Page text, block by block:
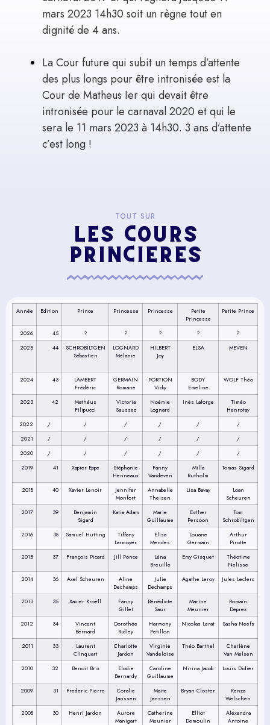
mars 2023 14h30 soit un règne tout en
dignité de 4 ans.
La Cour future qui subit un temps d’attente
des plus longs pour être intronisée est la
Cour de Matheus Ier qui devait être
intronisée pour le carnaval 2020 et qui le
sera le 11 mars 2023 à 14h30. 3 ans d’attente
c’est long !
TOUT SUR
LES COURS
PRINCIÈRES
Année Edition Prince Princesse Princesse
Petite
Princesse
Petite Prince
2026 45 ? ? ? ?
?
2025
44
SCHROBILTGEN
Sébastien
LOGNARD
Mélanie
HILBERT
Joy
ELSA MEVEN
2024 43
LAMBERT
Frédéric
GERMAIN
Romane
PORTION
Vicky
BODY
Emeline
WOLF Théo
2023 42
Mathéus
Filipucci
Victoria
Saussez
Noémie
Lognard
Inès Laforge
Timéo
Henrotay
2022
/ / / / /
/
2021
/ / / / /
/
2020
/ / / / /
/
2019
41 Xapier Eppe
Stéphanie
Henneaux
Fanny
Vandeven
Milla
Rutholm
Tomas Sigard
2018 40 Xavier Lenoir
Jennifer
Monfort
Annabelle
Theisen
Lisa Bavay
Loan
Scheuren
2017
39
Benjamin
Sigard
Katia Adam
Marie
Guillaume
Esther
Persoon
Tom
Schrobiltgen
2016
38 Samuel Hutting
Tiffany
Larmoyer
Elisa
Mendes
Louane
Germain
Arthur
Pirotte
2015
37 François Picard Jill Ponce
Léna
Breuille
Emy Gisquet
Théotime
Nelisse
2014
36 Axel Scheuren
Aline
Dechamps
Julie
Dechamps
Agathe Leroy Jules Leclerc
2013 35 Xavier Kroèll
Fanny
Gillet
Bénédicte
Saur
Marine
Meunier
Romain
Deprez
2012
34
Vincent
Bernard
Dorothée
Ridley
Harmony
Petillon
Nicolas Lerat Sasha Neefs
2011 33
Laurent
Clinquart
Charlotte
Jardon
Virginie
Vandeloise
Théo Barthel
Charlène
Van Melsen
2010
32 Benoit Brix
Elodie
Bernardy
Caroline
Guillaume
Nirina Jacob Louis Didier
2009 31 Frederic Pierre
Coralie
Janssen
Maite
Janssen
Bryan Closter
Kenza
Welschen
2008
30 Henri Jardon
Aurore
Manigart
Catherine
Meunier
Elliot
Demoulin
Alexandra
Antoine